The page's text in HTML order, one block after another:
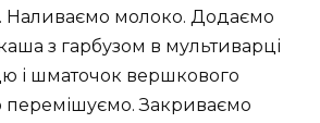
Наливаємо молоко. Додаємо
з гарбузом в мультиварці
і шматочок вершкового
перемішуємо. Закриваємо